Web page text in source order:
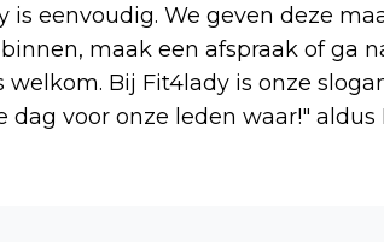
eenvoudig. We geven deze
maak een afspraak of ga
Bij Fit4lady is onze
voor onze leden waar!" aldus